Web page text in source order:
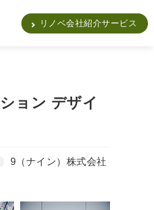
リノベ会社紹介サービス
ョン デザイ
9（ナイン）株式会社